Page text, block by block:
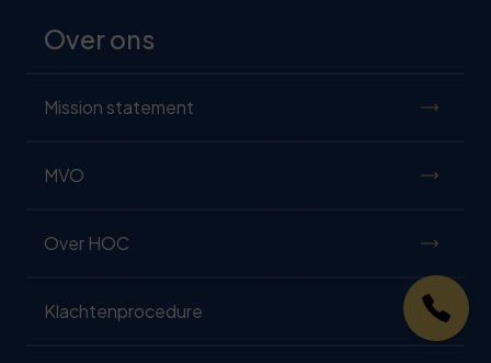
Over ons
Mission statement
MVO
Over HOC
Klachtenprocedure